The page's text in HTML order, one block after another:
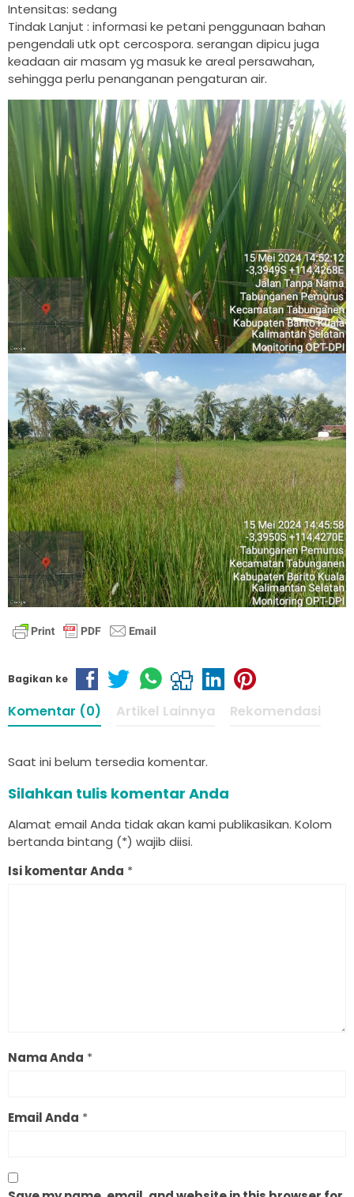
Intensitas: sedang
Tindak Lanjut : informasi ke petani penggunaan bahan
pengendali utk opt cercospora. serangan dipicu juga
keadaan air masam yg masuk ke areal persawahan,
sehingga perlu penanganan pengaturan air.
Bagikan ke
Komentar (0) Artikel Lainnya Rekomendasi
Saat ini belum tersedia komentar.
Silahkan tulis komentar Anda
Alamat email Anda tidak akan kami publikasikan. Kolom
bertanda bintang (*) wajib diisi.
Isi komentar Anda *
Nama Anda *
Email Anda *